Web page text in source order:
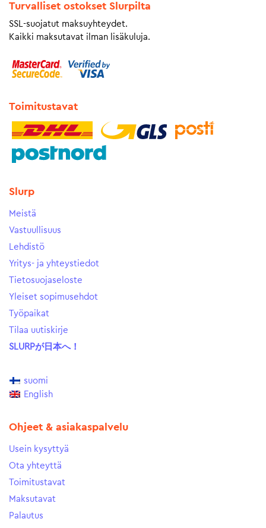
Turvalliset ostokset Slurpilta
SSL-suojatut maksuyhteydet.
Kaikki maksutavat ilman lisäkuluja.
Toimitustavat
Slurp
Meistä
Vastuullisuus
Lehdistö
Yritys- ja yhteystiedot
Tietosuojaseloste
Yleiset sopimusehdot
Työpaikat
Tilaa uutiskirje
SLURPが日本へ！
suomi
English
Ohjeet & asiakaspalvelu
Usein kysyttyä
Ota yhteyttä
Toimitustavat
Maksutavat
Palautus